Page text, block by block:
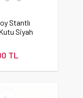
Stantlı
Siyah
TL